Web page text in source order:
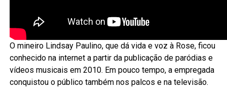
O mineiro Lindsay Paulino, que dá vida e voz à Rose, ficou
conhecido na internet a partir da publicação de paródias e
vídeos musicais em 2010. Em pouco tempo, a empregada
conquistou o público também nos palcos e na televisão.